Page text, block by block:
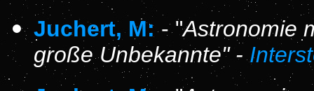
Juchert, M:- "Astronomie
große Unbekannte" -